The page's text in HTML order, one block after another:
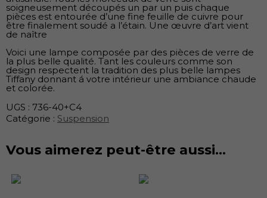
soigneusement découpés un par un puis chaque
pièces est entourée d’une fine feuille de cuivre pour
être finalement soudé a l’étain. Une œuvre d’art vient
de naître
Voici une lampe composée par des pièces de verre de
la plus belle qualité. Tant les couleurs comme son
design respectent la tradition des plus belle lampes
Tiffany donnant á votre intérieur une ambiance chaude
et colorée.
UGS : 736-40+C4
Catégorie : Suspension
Vous aimerez peut-être aussi…